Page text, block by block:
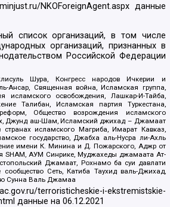
NKOForeignAgent.aspxданные
список организаций, в том числе
организаций, признанных в
Российской Федерации
Шура, Конгресс народов Ичкерии и
Ансар, Священная война, Исламская группа,
исламского освобождения, Лашкар-И-Тайба,
Талибан, Исламская партия Туркестана,
Общество возрождения исламского
Джунд аш-Шам, Исламский джихад – Джамаат
исламского Магриба, Имарат Кавказ,
государство, Джабха аль-Нусра ли-Ахль
имени К. Минина и Д. Пожарского, Аджр от
SHAM, АУМ Синрике, Муджахеды джамаата Ат-
Джамаат, Рохнамо ба суи давлати
сообщество Сеть, Катиба Таухид валь-Джихад,
Сунна Валь Джамаа
terroristicheskie-i-ekstremistskie-
данные на06.12.2021